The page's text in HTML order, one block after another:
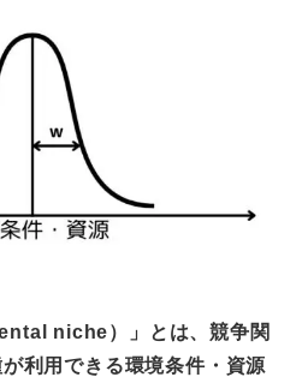
niche）」とは、競争関
利用できる環境条件・資源